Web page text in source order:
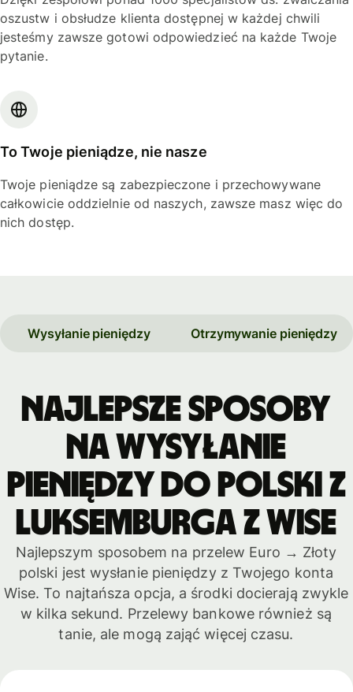
oszustw i obsłudze klienta dostępnej w każdej chwili
jesteśmy zawsze gotowi odpowiedzieć na każde Twoje
pytanie.
To Twoje pieniądze, nie nasze
Twoje pieniądze są zabezpieczone i przechowywane
całkowicie oddzielnie od naszych, zawsze masz więc do
nich dostęp.
Wysyłanie pieniędzy Otrzymywanie pieniędzy
Najlepsze sposoby
na wysyłanie
pieniędzy do Polski z
Luksemburga z Wise
Najlepszym sposobem na przelew Euro → Złoty
polski jest wysłanie pieniędzy z Twojego konta
Wise. To najtańsza opcja, a środki docierają zwykle
w kilka sekund. Przelewy bankowe również są
tanie, ale mogą zająć więcej czasu.